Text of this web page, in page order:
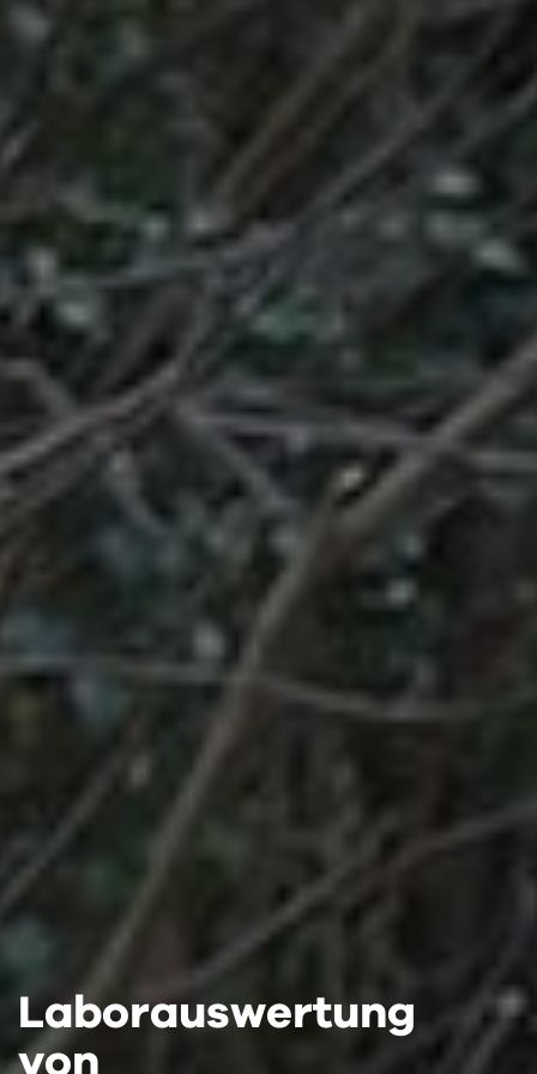
Laborauswertung
von
Laborauswertung
von
Laborauswertung
von